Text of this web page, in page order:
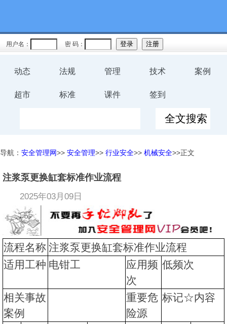
用户名： 密 码：
动态 法规 管理 技术 案例
超市 标准 课件 签到
导航： 安全管理网>> 安全管理>> 行业安全>> 机械安全>>正文
注浆泵更换缸套标准作业流程
2025年03月09日
流程名称 注浆泵更换缸套标准作业流程
适用工种 电钳工
应用频
次
低频次
相关事故
案例
重要危
险源
标记☆内容